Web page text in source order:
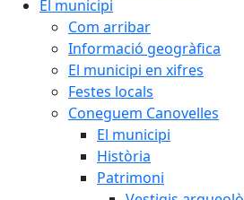
El municipi
Com arribar
Informació geogràfica
El municipi en xifres
Festes locals
Coneguem Canovelles
El municipi
Història
Patrimoni